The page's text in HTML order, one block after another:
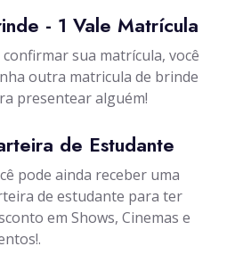
- 1 Vale Matrícula
confirmar sua matrícula, você
outra matricula de brinde
presentear alguém!
de Estudante
pode ainda receber uma
de estudante para ter
em Shows, Cinemas e